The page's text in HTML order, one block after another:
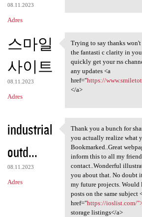
08.11.2023
Adres
스마일
사이트
08.11.2023
Adres
Trying to say thanks
Trying to say thanks
the fantasti c clarity in
quickly get your rss
any updates <a
href="https://
</a>
industrial
outd...
08.11.2023
Adres
Thank you a bunch
Thank you a bunch for
you actually realize what
Bookmarked..Great
inform this to all my
contact..Wonderful
you about that. No doubt
my future projects. Would
posts on the same subject
href="https://ioslist.com/
storage listings</a>